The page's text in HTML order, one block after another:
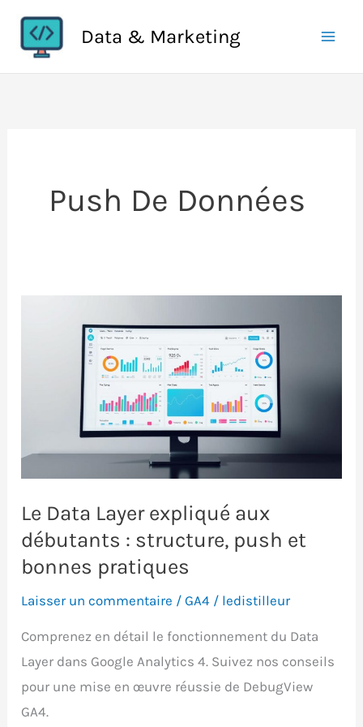
contenu
Data & Marketing
Push De Données
Le Data Layer expliqué aux
débutants : structure, push et
bonnes pratiques
Laisser un commentaire /GA4 / ledistilleur
Comprenez en détail le fonctionnement du Data
Layer dans Google Analytics 4. Suivez nos conseils
pour une mise en œuvre réussie de DebugView
GA4.